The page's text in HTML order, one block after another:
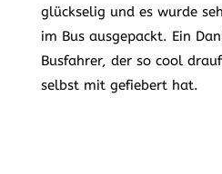
glückselig und es wurde
im Bus ausgepackt. Ein
Busfahrer, der so cool
selbst mit gefiebert hat.